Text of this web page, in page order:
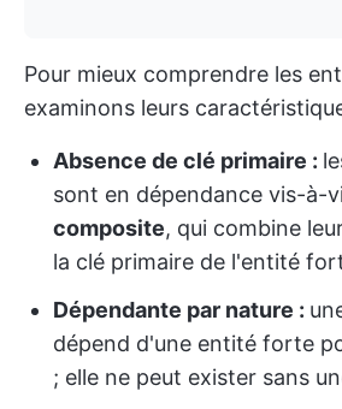
Pour mieux comprendre les
examinons leurs
Absence de clé primaire :
sont en dépendance vis-à-
composite, qui combine
la clé primaire de l'entité
Dépendante par nature :
dépend d'une entité forte
; elle ne peut exister sans